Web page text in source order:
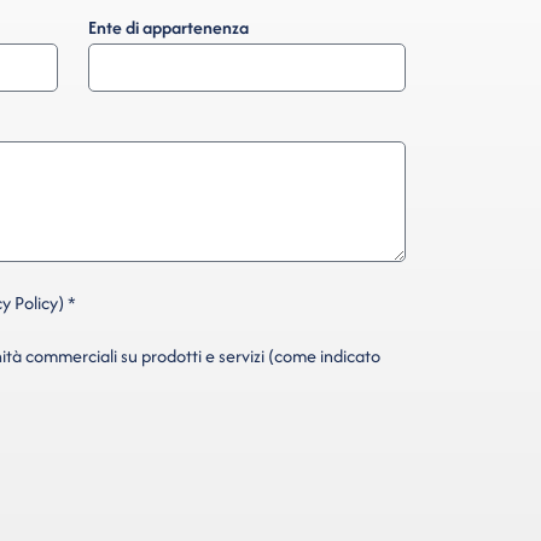
Ente di appartenenza
Policy) *
commerciali su prodotti e servizi (come indicato